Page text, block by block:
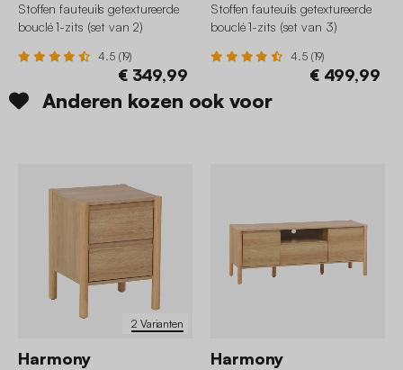
Stoffen fauteuils getextureerde
bouclé 1-zits (set van 2)
4.5 (19)
€ 349,99
Stoffen fauteuils getextureerde
bouclé 1-zits (set van 3)
4.5 (19)
€ 499,99
Anderen kozen ook voor
2 Varianten
Harmony Harmony